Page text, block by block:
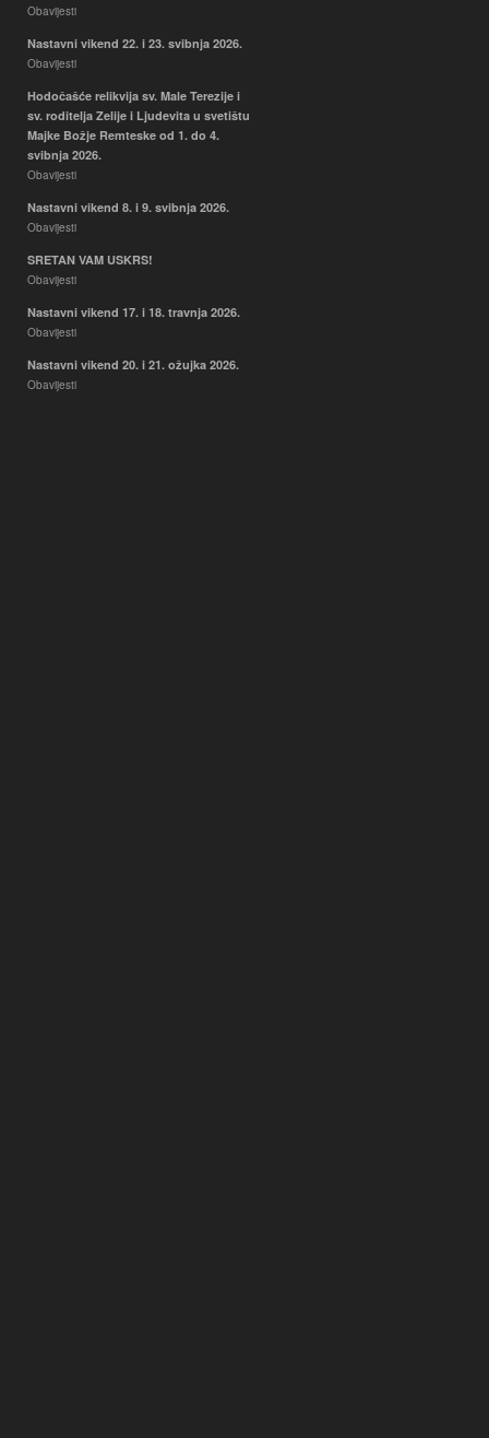
Terezije i sv. roditelja Zelije i
Remteske od 1. do 4. svibnja
2026.
Obavijesti
Obavijesti
Nastavni vikend 22. i 23. svibnja 2026.
Obavijesti
Hodočašće relikvija sv. Male Terezije i
sv. roditelja Zelije i Ljudevita u svetištu
Majke Božje Remteske od 1. do 4.
svibnja 2026.
Obavijesti
Nastavni vikend 8. i 9. svibnja 2026.
Obavijesti
SRETAN VAM USKRS!
Obavijesti
Nastavni vikend 17. i 18. travnja 2026.
Obavijesti
Nastavni vikend 20. i 21. ožujka 2026.
Obavijesti